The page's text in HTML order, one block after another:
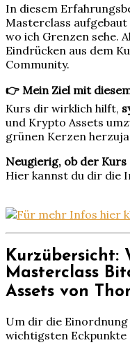
In diesem
Masterclass
wo ich Grenzen sehe.
Eindrücken aus dem
Community.
👉 Mein Ziel mit
Kurs dir wirklich hilft,
und Krypto Assets
grünen Kerzen
Neugierig, ob der Kurs
Hier kannst du dir die
Kurzübersicht:
Masterclass
Assets von
Um dir die
wichtigsten Eckpunkte